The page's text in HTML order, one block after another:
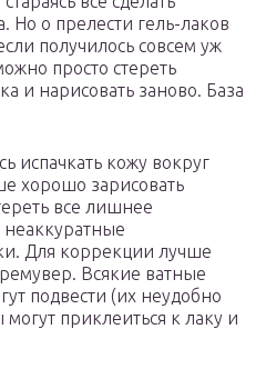
Но о прелести гель-лаков
получилось совсем уж
просто стереть
и нарисовать заново. База
испачкать кожу вокруг
хорошо зарисовать
все лишнее
неаккуратные
Для коррекции лучше
Всякие ватные
подвести (их неудобно
могут приклеиться к лаку и